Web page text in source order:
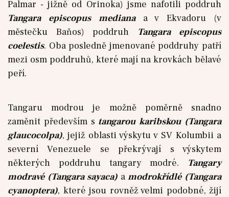
Palmar - jižně od Orinoka) jsme nafotili poddruh
Tangara episcopus medianaa v Ekvadoru (v
městečku Baňos) poddruh
Tangara episcopus
coelestis. Oba posledně jmenované poddruhy patří
mezi osm poddruhů, které mají na krovkách bělavé
peří.
Tangaru modrou je možně poměrně snadno
zaměnit především s tangarou karibskou (Tangara
glaucocolpa), jejiž oblasti výskytu v SV Kolumbii a
severní Venezuele se překrývají s výskytem
některých poddruhu tangary modré. Tangary
modravé (Tangara sayaca) amodrokřídlé (Tangara
cyanoptera), které jsou rovněž velmi podobné, žijí